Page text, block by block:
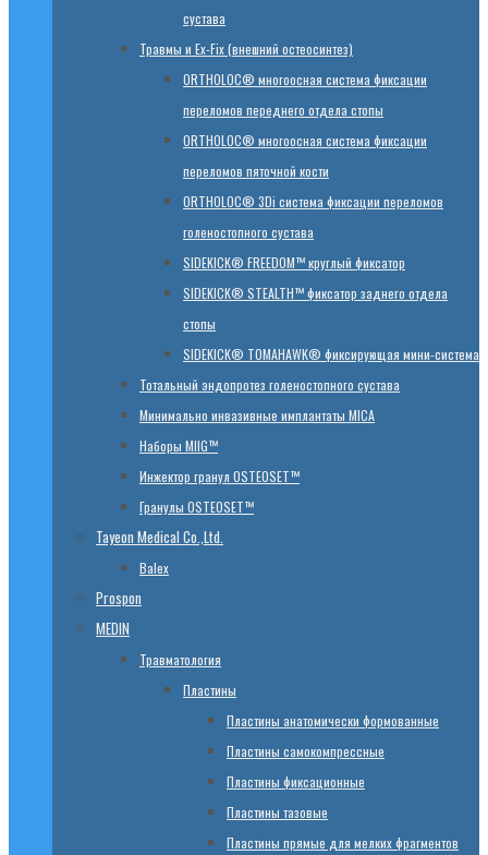
сустава
Травмы и Ex-Fix (внешний остеосинтез)
ORTHOLOC® многоосная система фиксации
переломов переднего отдела стопы
ORTHOLOC® многоосная система фиксации
переломов пяточной кости
ORTHOLOC® 3Di система фиксации переломов
голеностопного сустава
SIDEKICK® FREEDOM™ круглый фиксатор
SIDEKICK® STEALTH™ фиксатор заднего отдела
стопы
SIDEKICK® TOMAHAWK® фиксирующая мини-система
Тотальный эндопротез голеностопного сустава
Минимально инвазивные имплантаты MICA
Наборы MIIG™
Инжектор гранул OSTEOSET™
Гранулы OSTEOSET™
Tayeon Medical Co.,Ltd.
Balex
Prospon
MEDIN
Травматология
Пластины
Пластины анатомически формованные
Пластины самокомпрессные
Пластины фиксационные
Пластины тазовые
Пластины прямые для мелких фрагментов